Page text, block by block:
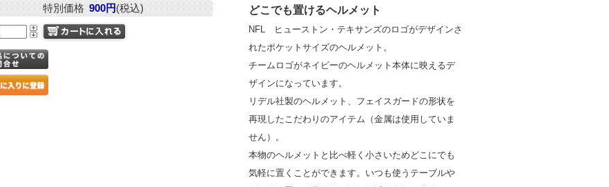
どこでも置けるヘルメット
NFL ヒューストン・テキサンズのロゴがデザインさ
れたポケットサイズのヘルメット。
チームロゴがネイビーのヘルメット本体に映えるデ
ザインになっています。
リデル社製のヘルメット、フェイスガードの形状を
再現したこだわりのアイテム（金属は使用していま
せん）。
本物のヘルメットと比べ軽く小さいためどこにでも
気軽に置くことができます。いつも使うテーブルや
特別価格 900円(税込)